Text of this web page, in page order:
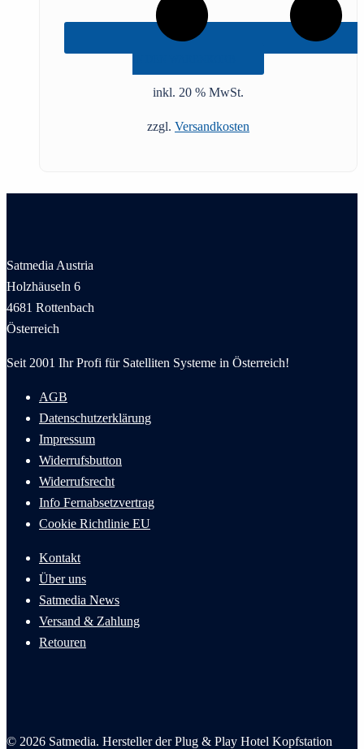
inkl. 20 % MwSt.
zzgl. Versandkosten
Satmedia Austria
Holzhäuseln 6
4681 Rottenbach
Österreich
Seit 2001 Ihr Profi für Satelliten Systeme in Österreich!
AGB
Datenschutzerklärung
Impressum
Widerrufsbutton
Widerrufsrecht
Info Fernabsetzvertrag
Cookie Richtlinie EU
Kontakt
Über uns
Satmedia News
Versand & Zahlung
Retouren
© 2026 Satmedia. Hersteller der Plug & Play Hotel Kopfstation